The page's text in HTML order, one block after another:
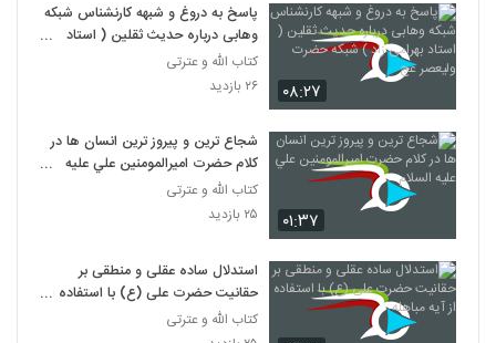
۰۸:۲۷
پاسخ به دروغ و شبهه کارنشناس شبکه
وهابی درباره حدیث ثقلین ( استاد
بهرامی زاد ) شبکه حضرت ولیعصر عج
کتاب الله و عترتی
۲۶ بازدید
۰۱:۳۷
شجاع ترين و پيروز ترين انسان ها در
کلام حضرت اميرالمومنين علي عليه
السلام
کتاب الله و عترتی
۲۵ بازدید
استدلال ساده عقلی و منطقی بر
حقانیت حضرت علی (ع) با استفاده از
آیه مباهله
کتاب الله و عترتی